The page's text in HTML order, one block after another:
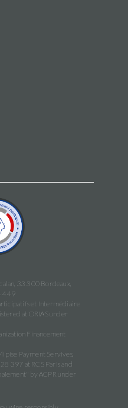
33 300 Bordeaux,
449
et Intermédiaire
at ORIAS under
Financement
Payment Servives,
397 at RCS Paris and
by ACPR under